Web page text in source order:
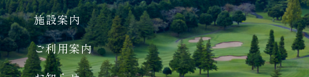
施設案内
ご利用案内